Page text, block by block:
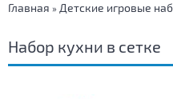
Главная » Детские игровые
Набор кухни в сетке